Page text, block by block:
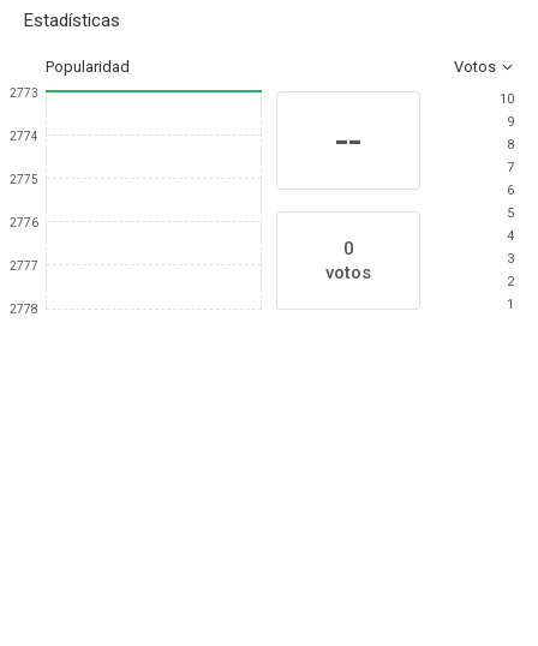
Estadísticas
Popularidad Votos
2773
2774
2775
2776
2777
2778
--
0
votos
10
9
8
7
6
5
4
3
2
1